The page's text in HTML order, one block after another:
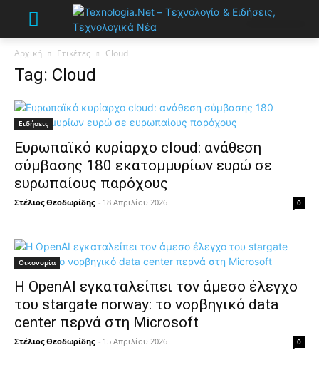
Αρχική Ετικέτες Cloud
Tag: Cloud
Ειδήσεις
Ευρωπαϊκό κυρίαρχο cloud: ανάθεση
σύμβασης 180 εκατομμυρίων ευρώ σε
ευρωπαίους παρόχους
Στέλιος Θεοδωρίδης - 18 Απριλίου 2026 0
Οικονομία
Η OpenAI εγκαταλείπει τον άμεσο έλεγχο
του stargate norway: το νορβηγικό data
center περνά στη Microsoft
Στέλιος Θεοδωρίδης - 15 Απριλίου 2026 0